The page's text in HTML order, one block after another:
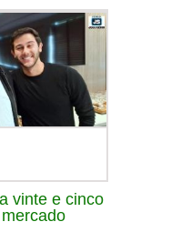
vinte e cinco